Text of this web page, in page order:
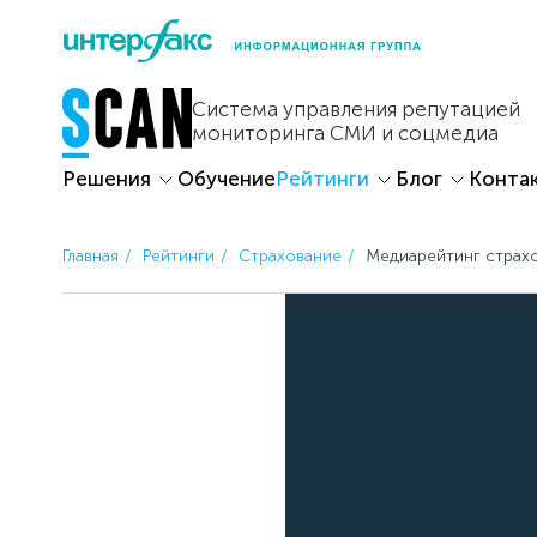
content
Система управления репутацией
мониторинга СМИ и соцмедиа
Решения
ОбучениеРейтинги Блог
Главная Рейтинги Страхование Медиарейтинг